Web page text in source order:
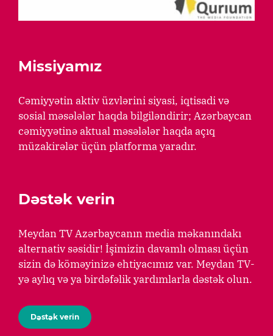
Missiyamız
Cəmiyyətin aktiv üzvlərini siyasi, iqtisadi və
sosial məsələlər haqda bilgiləndirir; Azərbaycan
cəmiyyətinə aktual məsələlər haqda açıq
müzakirələr üçün platforma yaradır.
Dəstək verin
Meydan TV Azərbaycanın media məkanındakı
alternativ səsidir! İşimizin davamlı olması üçün
sizin də köməyinizə ehtiyacımız var. Meydan TV-
yə aylıq və ya birdəfəlik yardımlarla dəstək olun.
Dəstək verin